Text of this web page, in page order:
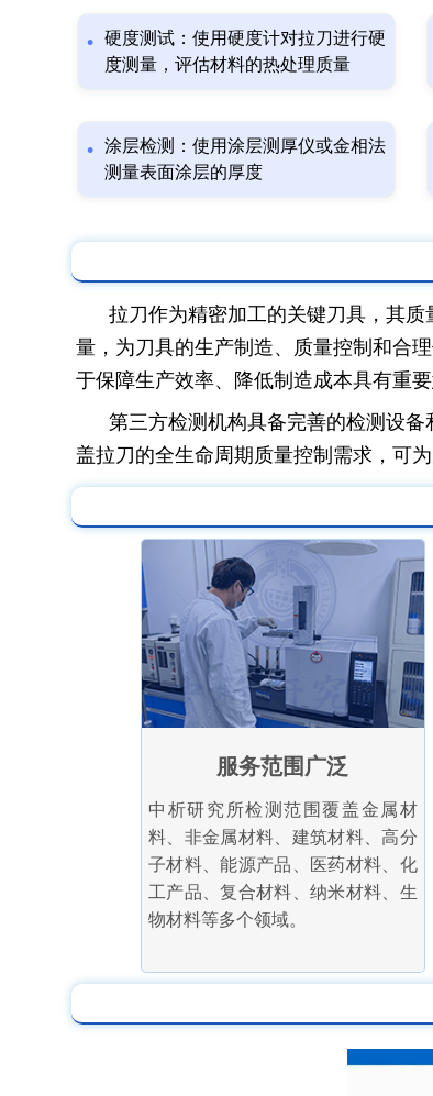
硬度测试：使用硬度计对拉刀进行硬
度测量，评估材料的热处理质量
涂层检测：使用涂层测厚仪或金相法
测量表面涂层的厚度
拉刀作为精密加工的关键刀具，其
量，为刀具的生产制造、质量控制和合
于保障生产效率、降低制造成本具有重要
第三方检测机构具备完善的检测设
盖拉刀的全生命周期质量控制需求，可
服务范围广泛
中析研究所检测范围覆盖金属材
料、非金属材料、建筑材料、高分
子材料、能源产品、医药材料、化
工产品、复合材料、纳米材料、生
物材料等多个领域。